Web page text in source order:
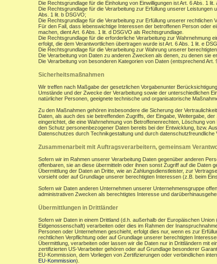
Die Rechtsgrundlage für die Einholung von Einwilligungen ist Art. 6 Abs. 1
Die Rechtsgrundlage für die Verarbeitung zur Erfüllung unserer
Abs. 1 lit. b DSGVO;
Die Rechtsgrundlage für die Verarbeitung zur Erfüllung unserer rechtlichen
Für den Fall, dass lebenswichtige Interessen der betroffenen Person oder
machen, dient Art. 6 Abs. 1 lit. d DSGVO als Rechtsgrundlage.
Die Rechtsgrundlage für die erforderliche Verarbeitung zur Wahrnehmung
erfolgt, die dem Verantwortlichen übertragen wurde ist Art. 6 Abs. 1 lit. e
Die Rechtsgrundlage für die Verarbeitung zur Wahrung unserer
Die Verarbeitung von Daten zu anderen Zwecken als denen, zu denen sie
Die Verarbeitung von besonderen Kategorien von Daten (entsprechend
Sicherheitsmaßnahmen
Wir treffen nach Maßgabe der gesetzlichen Vorgabenunter
Umstände und der Zwecke der Verarbeitung sowie der unterschiedlichen
natürlicher Personen, geeignete technische und organisatorische
Zu den Maßnahmen gehören insbesondere die Sicherung der
Daten, als auch des sie betreffenden Zugriffs, der Eingabe, Weitergabe,
eingerichtet, die eine Wahrnehmung von Betroffenenrechten, Löschung
den Schutz personenbezogener Daten bereits bei der Entwicklung, bzw.
Datenschutzes durch Technikgestaltung und durch datenschutzfreundliche
Zusammenarbeit mit Auftragsverarbeitern, gemeinsam
Sofern wir im Rahmen unserer Verarbeitung Daten gegenüber anderen
offenbaren, sie an diese übermitteln oder ihnen sonst Zugriff auf die Daten
Übermittlung der Daten an Dritte, wie an Zahlungsdienstleister, zur
vorsieht oder auf Grundlage unserer berechtigten Interessen (z.B. beim
Sofern wir Daten anderen Unternehmen unserer Unternehmensgruppe
administrativen Zwecken als berechtigtes Interesse und
Übermittlungen in Drittländer
Sofern wir Daten in einem Drittland (d.h. außerhalb der Europäischen
Eidgenossenschaft) verarbeiten oder dies im Rahmen der
Personen oder Unternehmen geschieht, erfolgt dies nur, wenn es zur
rechtlichen Verpflichtung oder auf Grundlage unserer berechtigten
Übermittlung, verarbeiten oder lassen wir die Daten nur in Drittländern mit
zertifizierten US-Verarbeiter gehören oder auf Grundlage besonderer
EU-Kommission, dem Vorliegen von Zertifizierungen oder verbindlichen
EU-Kommission).